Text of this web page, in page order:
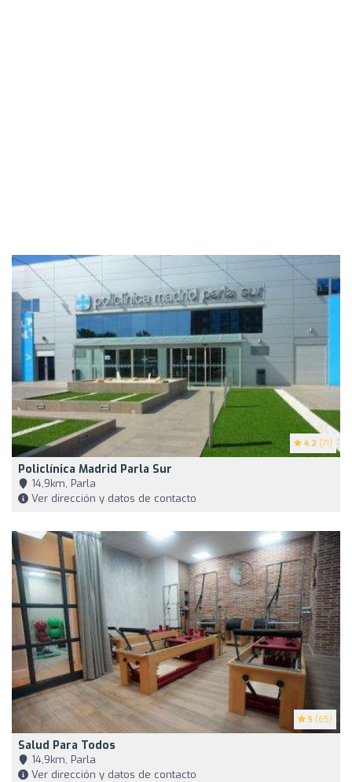
4.2 (71)
Policlínica Madrid Parla Sur
14,9km, Parla
Ver dirección y datos de contacto
5 (65)
Salud Para Todos
14,9km, Parla
Ver dirección y datos de contacto